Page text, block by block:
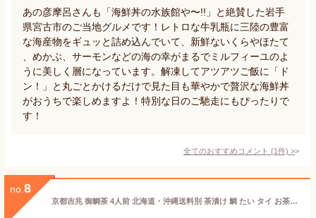
あの彦摩呂さんも「海鮮丼の水族館や〜!!」と絶賛した岩手
県宮古市のご当地グルメです！レトロな牛乳瓶に三陸の豊富
な海産物をギュッと詰め込んでいて、新鮮ないくらやほたて
、めかぶ、サーモンなどの海の幸がまるでミルフィーユのよ
うに美しく層になっています。解凍してアツアツご飯に「ド
ン！」と丸ごとかけるだけで見た目も華やかで贅沢な海鮮丼
がおうちで楽しめますよ！特別な日のご馳走にもぴったりで
す！
全てのおすすめコメント (1件) >
no. 8
京都吉兆 御鯛茶 4人前 北海道・沖縄送料別 茶漬け 鯛 たい タイ お茶漬け 黄金出し汁 天然真鯛 真鯛 マダイ 京料理 簡単調理 料亭 京都 贈答 ギフト お取り寄せ